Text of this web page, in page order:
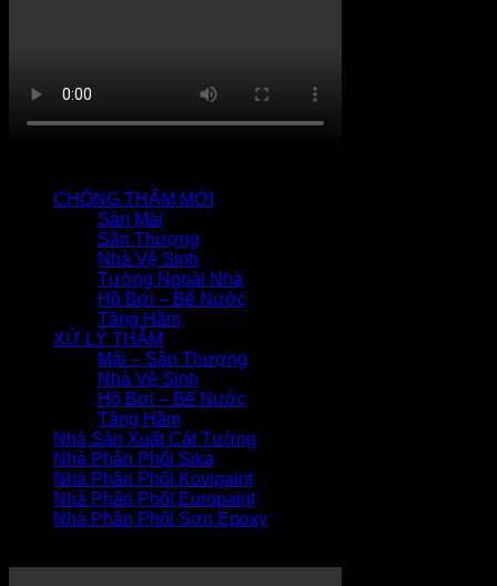
CHỐNG THẤM MỚI
Sàn Mái
Sân Thượng
Nhà Vệ Sinh
Tường Ngoài Nhà
Hồ Bơi – Bể Nước
Tầng Hầm
XỬ LÝ THẤM
Mái – Sân Thượng
Nhà Vệ Sinh
Hồ Bơi – Bể Nước
Tầng Hầm
Nhà Sản Xuất Cát Tường
Nhà Phân Phối Sika
Nhà Phân Phối Kovipaint
Nhà Phân Phối Europaint
Nhà Phân Phối Sơn Epoxy